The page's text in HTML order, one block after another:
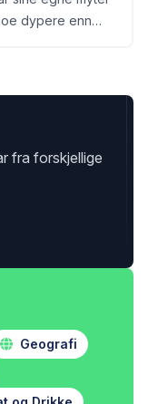
dypere enn
fra forskjellige
Geografi